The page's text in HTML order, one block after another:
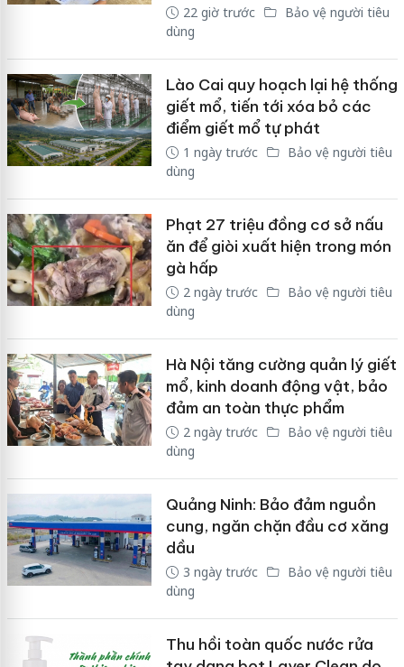
22 giờ trước
Bảo vệ người tiêu
dùng
Lào Cai quy hoạch lại hệ thống
giết mổ, tiến tới xóa bỏ các
điểm giết mổ tự phát
1 ngày trước
Bảo vệ người tiêu
dùng
Phạt 27 triệu đồng cơ sở nấu
ăn để giòi xuất hiện trong món
gà hấp
2 ngày trước
Bảo vệ người tiêu
dùng
Hà Nội tăng cường quản lý giết
mổ, kinh doanh động vật, bảo
đảm an toàn thực phẩm
2 ngày trước
Bảo vệ người tiêu
dùng
Quảng Ninh: Bảo đảm nguồn
cung, ngăn chặn đầu cơ xăng
dầu
3 ngày trước
Bảo vệ người tiêu
dùng
Thu hồi toàn quốc nước rửa